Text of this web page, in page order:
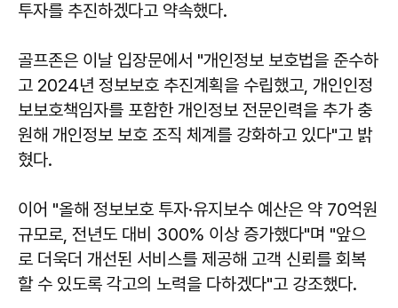
투자를 추진하겠다고 약속했다.
골프존은 이날 입장문에서 "개인정보 보호법을 준수하
고 2024년 정보보호 추진계획을 수립했고, 개인인정
보보호책임자를 포함한 개인정보 전문인력을 추가 충
원해 개인정보 보호 조직 체계를 강화하고 있다"고 밝
혔다.
이어 "올해 정보보호 투자·유지보수 예산은 약 70억원
규모로, 전년도 대비 300% 이상 증가했다"며 "앞으
로 더욱더 개선된 서비스를 제공해 고객 신뢰를 회복
할 수 있도록 각고의 노력을 다하겠다"고 강조했다.